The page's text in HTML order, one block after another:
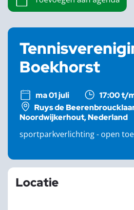
Boekhorst
ma 01 juli
17:00 t/
Ruys de
Noordwijkerhout, Nederland
sportparkverlichting - open
Locatie